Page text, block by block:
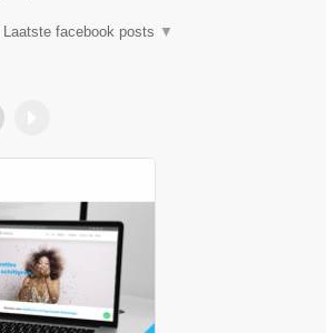
Laatste facebook posts ▼